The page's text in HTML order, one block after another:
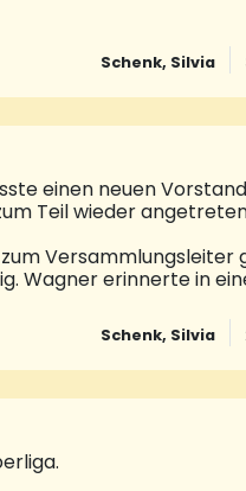
Lehmann, von Bosch
von der Wegener
alle Finisher ihre
die Erfrischung beim
Schenk, Silvia
einen neuen
Teil wieder
Versammlungsleiter
Wagner erinnerte in
bisherigen
setzt sich wie folgt
blieb wie bisher Laura
Zeugwart wurde Markus
Schenk, Silvia